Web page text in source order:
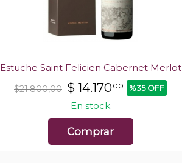
Estuche Saint Felicien Cabernet Merlot
$21.800,00 $ 14.17000 %35 OFF
En stock
Comprar